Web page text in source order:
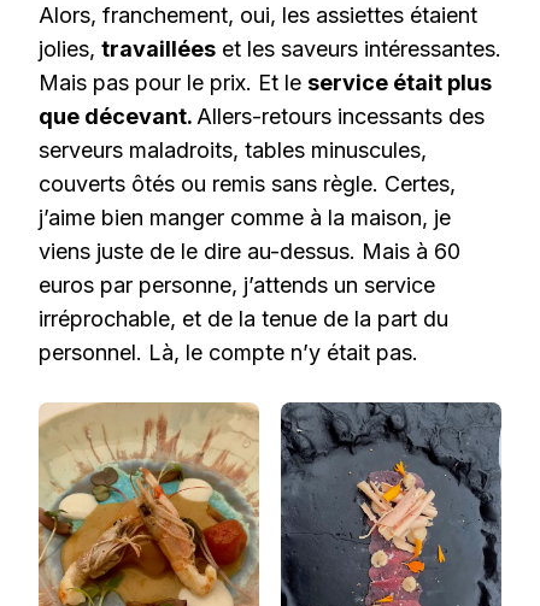
Alors, franchement, oui, les assiettes étaient
jolies, travaillées et les saveurs intéressantes.
Mais pas pour le prix. Et le service était plus
que décevant. Allers-retours incessants des
serveurs maladroits, tables minuscules,
couverts ôtés ou remis sans règle. Certes,
j’aime bien manger comme à la maison, je
viens juste de le dire au-dessus. Mais à 60
euros par personne, j’attends un service
irréprochable, et de la tenue de la part du
personnel. Là, le compte n’y était pas.